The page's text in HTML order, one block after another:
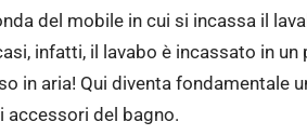
del mobile in cui si incassa il
infatti, il lavabo è incassato in
in aria! Qui diventa fondamentale
accessori del bagno.